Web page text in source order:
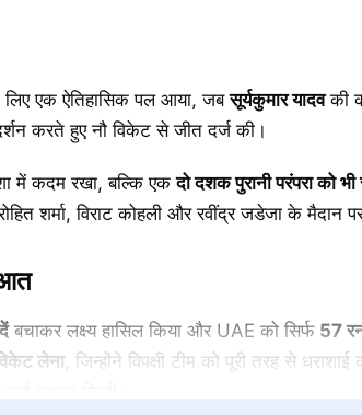
एक ऐतिहासिक पल आया, जबसूर्यकुमार यादवकी
करते हुए नौ विकेट से जीत दर्ज की।
में कदम रखा, बल्कि एकदो दशक पुरानी परंपरा को भी
शर्मा, विराट कोहली और रवींद्र जडेजा के मैदान
बचाकर लक्ष्य हासिल किया और UAE को सिर्फ 57
लेना, जिन्होंने विपक्षी टीम को पूरी तरह से